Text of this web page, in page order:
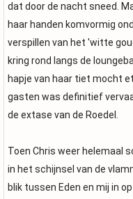
dat door de nacht sneed.
haar handen komvormig
verspillen van het 'witte
kring rond langs de
hapje van haar tiet mocht
gasten was definitief
de extase van de Roedel.
Toen Chris weer helemaal
in het schijnsel van de
blik tussen Eden en mij in